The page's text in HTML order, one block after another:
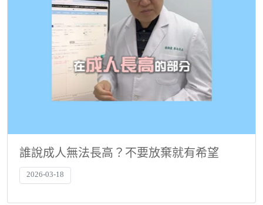
誰說成人無法長高？不要放棄就有希望
2026-03-18